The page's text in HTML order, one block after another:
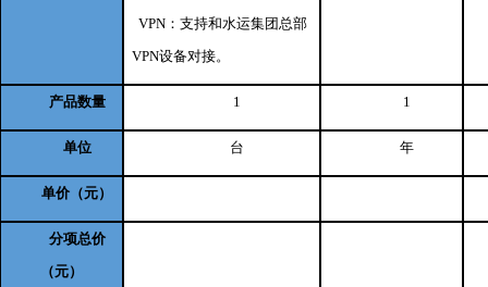
VPN：支持和水运集团总部
VPN设备对接。
产品数量 1 1
单位 台 年
单价（元）
分项总价
（元）